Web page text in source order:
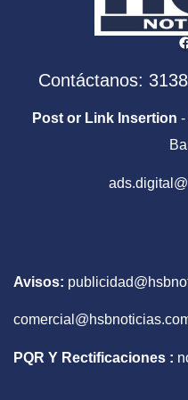
Contáctanos:
Post or Link Insertion -
Avisos:
PQR Y Rectificaciones :